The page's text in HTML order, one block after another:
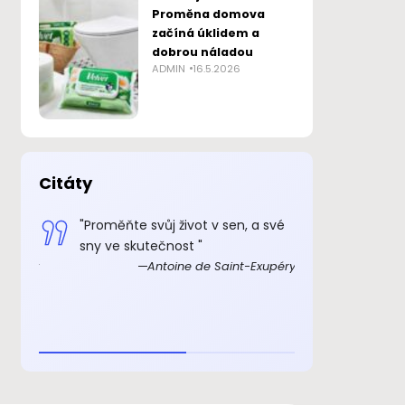
Proměna domova
začíná úklidem a
dobrou náladou
ADMIN 16.5.2026
Citáty
"Proměňte svůj život v sen, a své
sny ve skutečnost "
Antoine de Saint-Exupéry